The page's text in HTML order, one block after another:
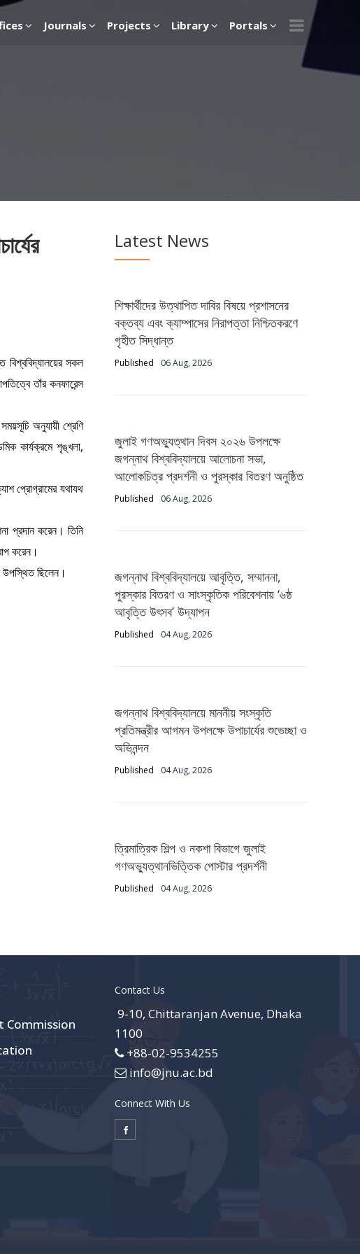
Journals Projects Library Portals
বিশ্ববিদ্যালয়ের সকল
তাঁর কনফারেন্স
অনুযায়ী শ্রেণি
কার্যক্রমে শৃঙ্খলা,
প্রোগ্রামের যথাযথ
প্রদান করেন। তিনি
করেন।
উপস্থিত ছিলেন।
Latest News
শিক্ষার্থীদের উত্থাপিত দাবির বিষয়ে প্রশাসনের
বক্তব্য এবং ক্যাম্পাসের নিরাপত্তা নিশ্চিতকরণে
গৃহীত সিদ্ধান্ত
Published 06 Aug, 2026
জুলাই গণঅভ্যুত্থান দিবস ২০২৬ উপলক্ষে
জগন্নাথ বিশ্ববিদ্যালয়ে আলোচনা সভা,
আলোকচিত্র প্রদর্শনী ও পুরস্কার বিতরণ অনুষ্ঠিত
Published 06 Aug, 2026
জগন্নাথ বিশ্ববিদ্যালয়ে আবৃত্তি, সম্মাননা,
পুরস্কার বিতরণ ও সাংস্কৃতিক পরিবেশনায় ‘৬ষ্ঠ
আবৃত্তি উৎসব’ উদ্‌যাপন
Published 04 Aug, 2026
জগন্নাথ বিশ্ববিদ্যালয়ে মাননীয় সংস্কৃতি
প্রতিমন্ত্রীর আগমন উপলক্ষে উপাচার্যের শুভেচ্ছা ও
অভিনন্দন
Published 04 Aug, 2026
ত্রিমাত্রিক শিল্প ও নকশা বিভাগে জুলাই
গণঅভ্যুত্থানভিত্তিক পোস্টার প্রদর্শনী
Published 04 Aug, 2026
Commission
Contact Us
9-10, Chittaranjan Avenue, Dhaka
1100
+88-02-9534255
info@jnu.ac.bd
Connect With Us